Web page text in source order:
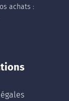
achats :